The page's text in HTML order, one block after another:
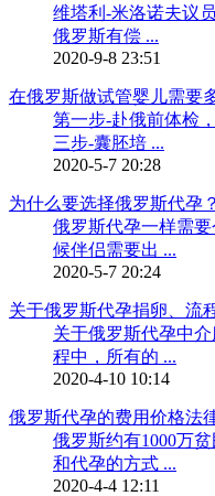
维塔利-米洛诺夫议
俄罗斯有偿 ...
2020-9-8 23:51
在俄罗斯做试管婴儿需要
第一步-赴俄前体检
三步-囊胚培 ...
2020-5-7 20:28
为什么要选择俄罗斯代孕
俄罗斯代孕一样需
候伴侣需要出 ...
2020-5-7 20:24
关于俄罗斯代孕捐卵、流
关于俄罗斯代孕中
程中，所有的 ...
2020-4-10 10:14
俄罗斯代孕的费用价格法
俄罗斯约有1000万
和代孕的方式 ...
2020-4-4 12:11